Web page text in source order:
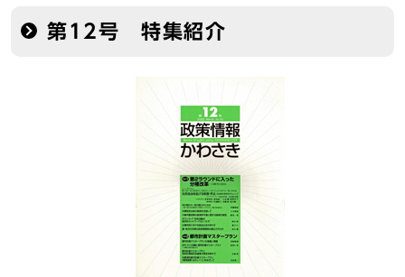
第12号 特集紹介